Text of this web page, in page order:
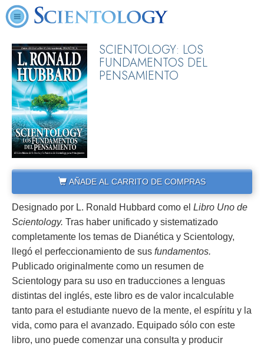
SCIENTOLOGY: LOS
FUNDAMENTOS DEL
PENSAMIENTO
AÑADE AL CARRITO DE COMPRAS
Designado por L. Ronald Hubbard como el Libro Uno de
Scientology. Tras haber unificado y sistematizado
completamente los temas de Dianética y Scientology,
llegó el perfeccionamiento de sus fundamentos.
Publicado originalmente como un resumen de
Scientology para su uso en traducciones a lenguas
distintas del inglés, este libro es de valor incalculable
tanto para el estudiante nuevo de la mente, el espíritu y la
vida, como para el avanzado. Equipado sólo con este
libro, uno puede comenzar una consulta y producir